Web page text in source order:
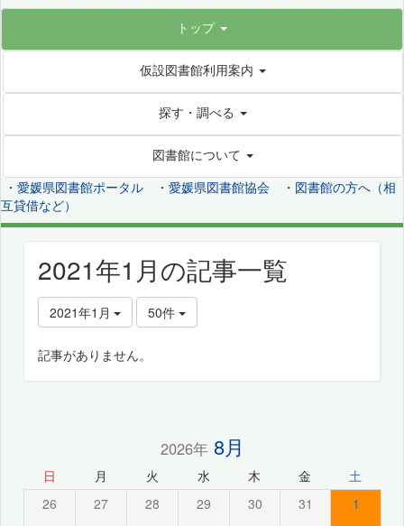
トップ
仮設図書館利用案内
探す・調べる
図書館について
・ 愛媛県図書館ポータル ・ 愛媛県図書館協会 ・ 図書館の方へ（相
互貸借など）
2021年1月の記事一覧
2021年1月 50件
記事がありません。
2026年8月
日 月 火 水 木 金 土
26 27 28 29 30 31 1